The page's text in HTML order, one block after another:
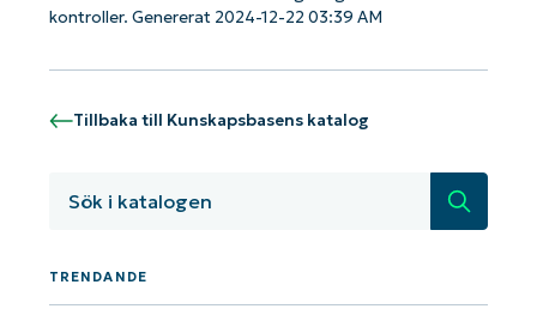
kontroller. Genererat 2024-12-22 03:39 AM
Tillbaka till Kunskapsbasens katalog
Sök
TRENDANDE
and